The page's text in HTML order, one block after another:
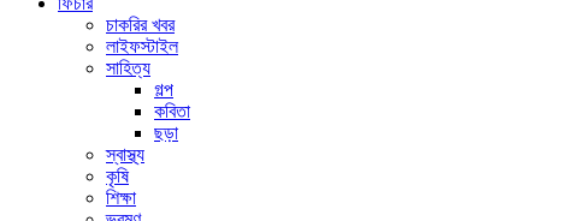
চাকরির খবর
লাইফস্টাইল
সাহিত্য
গল্প
কবিতা
ছড়া
স্বাস্থ্য
কৃষি
শিক্ষা